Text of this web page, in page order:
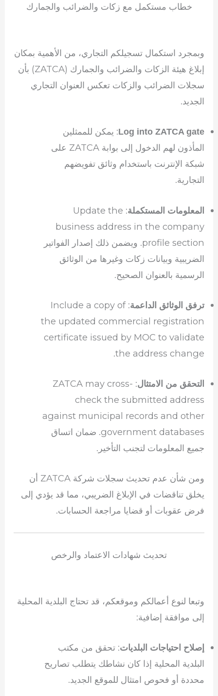
خطاب مستكمل مع زكات والضرائب والجمارك
وبمجرد استكمال تسجيلكم التجاري، من الأهمية بمكان
إبلاغ هيئة الزكات والضرائب والجمارك (ZATCA) بأن
سجلات الضرائب والزكات تعكس العنوان التجاري
الجديد.
Log into ZATCA gate: يمكن للممثلين
المأذون لهم الدخول إلى بوابة ZATCA على
شبكة الإنترنت باستخدام وثائق تفويضهم
التجارية.
المعلومات المستكملة : Update the
business address in the company
profile section. ويضمن ذلك إصدار الفواتير
الضريبية وبيانات زكات وغيرها من الوثائق
الرسمية بالعنوان الصحيح.
ترفق الوثائق الداعمة : Include a copy of
the updated commercial registration
certificate issued by MOC to validate
the address change.
التحقق من الامتثال : ZATCA may cross-
check the submitted address
against municipal records and other
government databases. ضمان اتساق
جميع المعلومات لتجنب التأخير.
ومن شأن عدم تحديث سجلات شركة ZATCA أن
يخلق تناقضات في الإبلاغ الضريبي، مما قد يؤدي إلى
فرض عقوبات أو قضايا مراجعة الحسابات.
تحديث شهادات الاعتماد والرخص
وتبعا لنوع أعمالكم وموقعكم، قد تحتاج البلدية المحلية
إلى موافقة إضافية:
إصلاح احتياجات البلديات: تحقق من مكتب
البلدية المحلية إذا كان نشاطك يتطلب تصاريح
محددة أو فحوص امتثال للموقع الجديد.